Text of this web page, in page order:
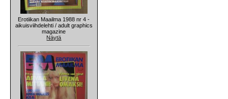
Erotiikan Maailma 1988 nr 4 -
aikuisviihdelehti / adult graphics
magazine
Näytä